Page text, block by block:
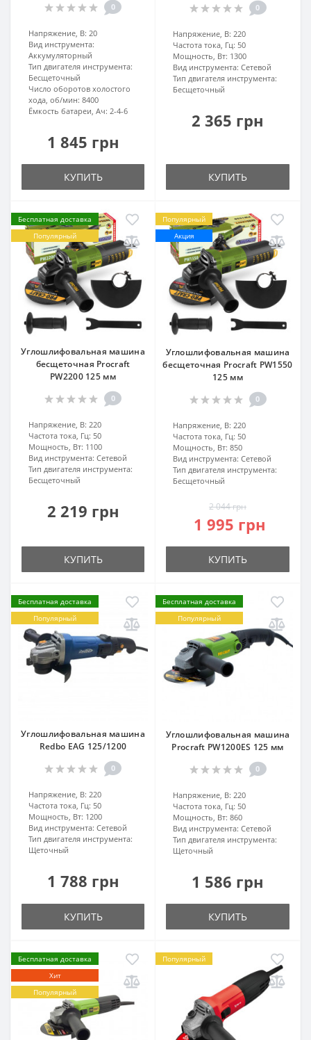
0
Напряжение, В: 20
Вид инструмента:
Аккумуляторный
Тип двигателя инструмента:
Бесщеточный
Число оборотов холостого
хода, об/мин: 8400
Ёмкость батареи, Ач: 2-4-6
1 845 грн
КУПИТЬ
0
Напряжение, В: 220
Частота тока, Гц: 50
Мощность, Вт: 1300
Вид инструмента: Сетевой
Тип двигателя инструмента:
Бесщеточный
2 365 грн
КУПИТЬ
Бесплатная доставка
Популярный
Углошлифовальная машина
бесщеточная Procraft
PW2200 125 мм
0
Напряжение, В: 220
Частота тока, Гц: 50
Мощность, Вт: 1100
Вид инструмента: Сетевой
Тип двигателя инструмента:
Бесщеточный
2 219 грн
КУПИТЬ
Популярный
Акция
Углошлифовальная машина
бесщеточная Procraft PW1550
125 мм
0
Напряжение, В: 220
Частота тока, Гц: 50
Мощность, Вт: 850
Вид инструмента: Сетевой
Тип двигателя инструмента:
Бесщеточный
2 044 грн
1 995 грн
КУПИТЬ
Бесплатная доставка
Популярный
Углошлифовальная машина
Redbo EAG 125/1200
0
Напряжение, В: 220
Частота тока, Гц: 50
Мощность, Вт: 1200
Вид инструмента: Сетевой
Тип двигателя инструмента:
Щеточный
1 788 грн
КУПИТЬ
Бесплатная доставка
Популярный
Углошлифовальная машина
Procraft PW1200ЕS 125 мм
0
Напряжение, В: 220
Частота тока, Гц: 50
Мощность, Вт: 860
Вид инструмента: Сетевой
Тип двигателя инструмента:
Щеточный
1 586 грн
КУПИТЬ
Бесплатная доставка
Хит
Популярный
Популярный